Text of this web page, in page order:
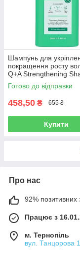
Шампунь для
покращення росту
Q+A Strengthening
250 мл
Готово до відправки
458,50 ₴ 655 ₴
Купити
Про нас
92% позитивних
Працює з
м. Тернопіль
вул. Танцорова